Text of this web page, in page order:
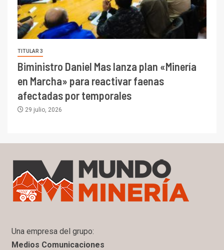
TITULAR 3
Biministro Daniel Mas lanza plan «Minería
en Marcha» para reactivar faenas
afectadas por temporales
29 julio, 2026
Una empresa del grupo:
Medios Comunicaciones